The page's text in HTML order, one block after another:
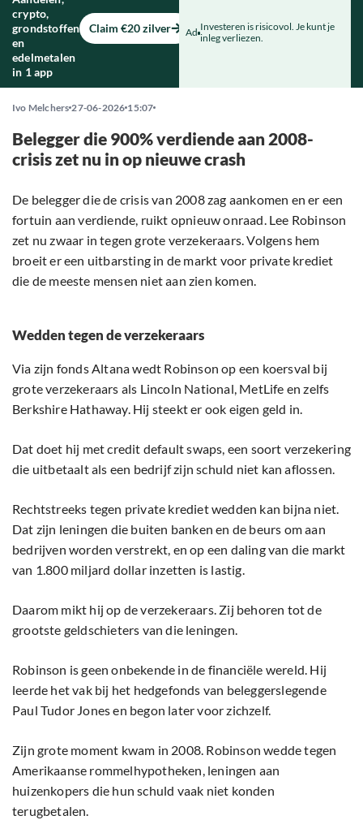
crypto,
grondstoffen
en
edelmetalen
in 1 app
Claim €20 zilver Ad Investeren is risicovol. Je kunt je
inleg verliezen.
Ivo Melchers 27-06-2026 15:07
Belegger die 900% verdiende aan 2008-
crisis zet nu in op nieuwe crash
De belegger die de crisis van 2008 zag aankomen en er een
fortuin aan verdiende, ruikt opnieuw onraad. Lee Robinson
zet nu zwaar in tegen grote verzekeraars. Volgens hem
broeit er een uitbarsting in de markt voor private krediet
die de meeste mensen niet aan zien komen.
Wedden tegen de verzekeraars
Via zijn fonds Altana wedt Robinson op een koersval bij
grote verzekeraars als Lincoln National, MetLife en zelfs
Berkshire Hathaway. Hij steekt er ook eigen geld in.
Dat doet hij met credit default swaps, een soort verzekering
die uitbetaalt als een bedrijf zijn schuld niet kan aflossen.
Rechtstreeks tegen private krediet wedden kan bijna niet.
Dat zijn leningen die buiten banken en de beurs om aan
bedrijven worden verstrekt, en op een daling van die markt
van 1.800 miljard dollar inzetten is lastig.
Daarom mikt hij op de verzekeraars. Zij behoren tot de
grootste geldschieters van die leningen.
Robinson is geen onbekende in de financiële wereld. Hij
leerde het vak bij het hedgefonds van beleggerslegende
Paul Tudor Jones en begon later voor zichzelf.
Zijn grote moment kwam in 2008. Robinson wedde tegen
Amerikaanse rommelhypotheken, leningen aan
huizenkopers die hun schuld vaak niet konden
terugbetalen.